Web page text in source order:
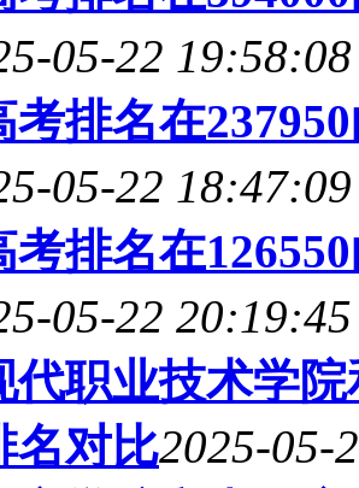
05-22 19:58:08
考排名在
05-22 18:47:09
考排名在
05-22 20:19:45
代职业技术学
名对比2025-05-